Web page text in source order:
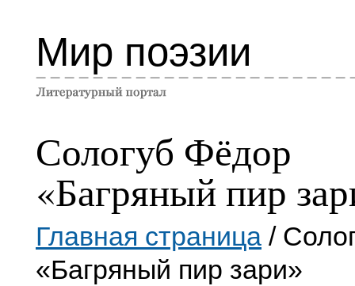
Мир поэзии
Сологуб Фёдор
«Багряный пир
Главная страница /
«Багряный пир зари»